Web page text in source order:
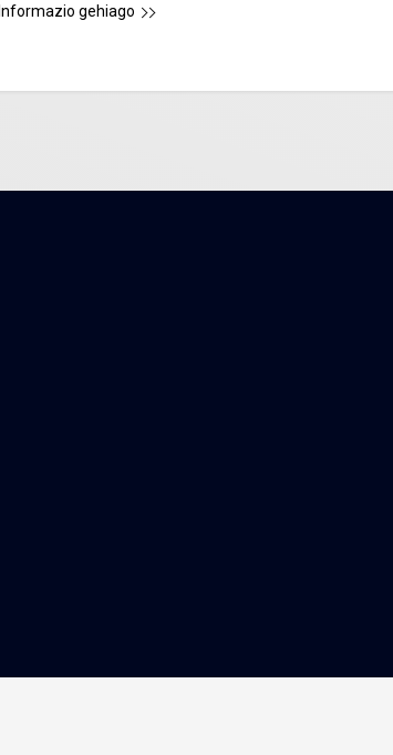
Informazio gehiago